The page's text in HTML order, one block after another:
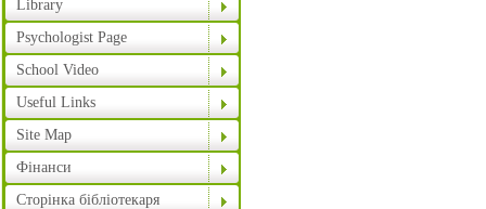
Library
Psychologist Page
School Video
Useful Links
Site Map
Фінанси
Сторінка бібліотекаря